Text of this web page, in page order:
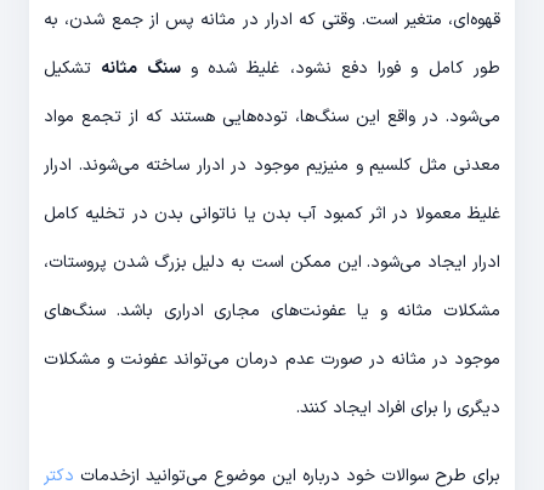
قهوه‌ای، متغیر است. وقتی که ادرار در مثانه پس از جمع شدن، به
طور کامل و فورا دفع نشود، غلیظ شده وسنگ مثانه تشکیل
می‌شود. در واقع این سنگ‌ها، توده‌هایی هستند که از تجمع مواد
معدنی مثل کلسیم و منیزیم موجود در ادرار ساخته می‌شوند. ادرار
غلیظ معمولا در اثر کمبود آب بدن یا ناتوانی بدن در تخلیه کامل
ادرار ایجاد می‌شود. این ممکن است به دلیل بزرگ شدن پروستات،
مشکلات مثانه و یا عفونت‌های مجاری ادراری باشد. سنگ‌های
موجود در مثانه در صورت عدم درمان می‌تواند عفونت و مشکلات
دیگری را برای افراد ایجاد کنند.
برای طرح سوالات خود درباره این موضوع می‌توانید ازخدمات دکتر